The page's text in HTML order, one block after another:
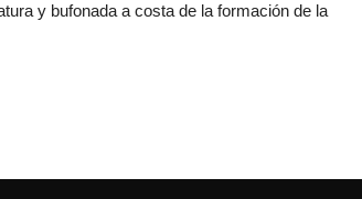
y bufonada a costa de la formación de la